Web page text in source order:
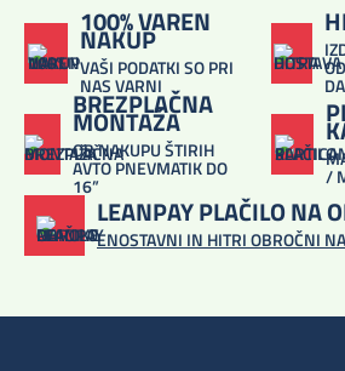
100% VAREN
NAKUP
VAŠI PODATKI SO PRI
NAS VARNI
BREZPLAČNA
MONTAŽA
OB NAKUPU ŠTIRIH
AVTO PNEVMATIK DO
16” /
LEANPAY PLAČILO NA
ENOSTAVNI IN HITRI OBROČNI